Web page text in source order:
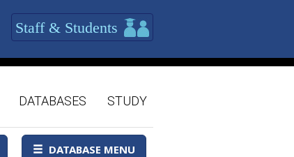
Staff & Students
DATABASES STUDY
DATABASE MENU